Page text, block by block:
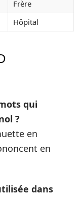
Frère
Hôpital
qui
?
en
en
dans